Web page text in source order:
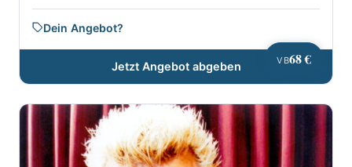
VB68 €
Dein Angebot?
Jetzt Angebot abgeben